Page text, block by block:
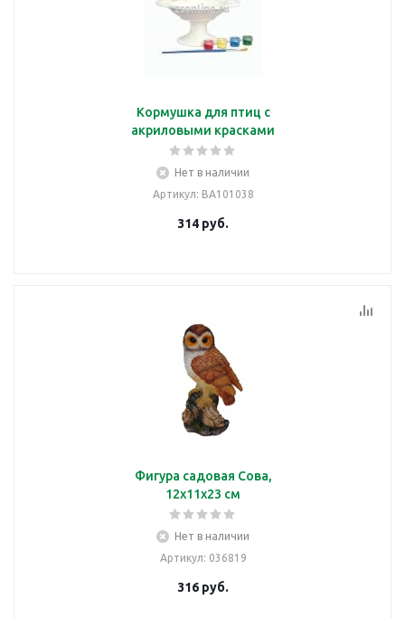
Кормушка для птиц с
акриловыми красками
Нет в наличии
Артикул: BA101038
314 руб.
Фигура садовая Сова,
12х11х23 см
Нет в наличии
Артикул: 036819
316 руб.